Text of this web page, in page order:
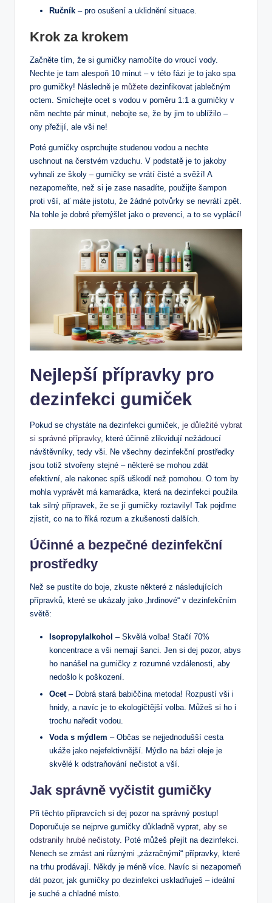
Ručník – pro osušení a uklidnění situace.
Krok za krokem
Začněte tím, že si gumičky namočíte do vroucí vody.
Nechte je tam alespoň 10 minut – v této fázi je to jako spa
pro gumičky! Následně je můžete dezinfikovat jablečným
octem. Smíchejte ocet s vodou v poměru 1:1 a gumičky v
něm nechte pár minut, nebojte se, že by jim to ublížilo –
ony přežijí, ale vši ne!
Poté gumičky osprchujte studenou vodou a nechte
uschnout na čerstvém vzduchu. V podstatě je to jakoby
vyhnali ze školy – gumičky se vrátí čisté a svěží! A
nezapomeňte, než si je zase nasadíte, použijte šampon
proti vší, ať máte jistotu, že žádné potvůrky se nevrátí zpět.
Na tohle je dobré přemýšlet jako o prevenci, a to se vyplácí!
Nejlepší přípravky pro
dezinfekci gumiček
Pokud se chystáte na dezinfekci gumiček, je důležité vybrat
si správné přípravky, které účinně zlikvidují nežádoucí
návštěvníky, tedy vši. Ne všechny dezinfekční prostředky
jsou totiž stvořeny stejné – některé se mohou zdát
efektivní, ale nakonec spíš uškodí než pomohou. O tom by
mohla vyprávět má kamarádka, která na dezinfekci použila
tak silný přípravek, že se jí gumičky roztavily! Tak pojďme
zjistit, co na to říká rozum a zkušenosti dalších.
Účinné a bezpečné dezinfekční
prostředky
Než se pustíte do boje, zkuste některé z následujících
přípravků, které se ukázaly jako „hrdinové“ v dezinfekčním
světě:
Isopropylalkohol – Skvělá volba! Stačí 70%
koncentrace a vši nemají šanci. Jen si dej pozor, abys
ho nanášel na gumičky z rozumné vzdálenosti, aby
nedošlo k poškození.
Ocet– Dobrá stará babiččina metoda! Rozpustí vši i
hnidy, a navíc je to ekologičtější volba. Můžeš si ho i
trochu naředit vodou.
Voda s mýdlem – Občas se nejjednodušší cesta
ukáže jako nejefektivnější. Mýdlo na bázi oleje je
skvělé k odstraňování nečistot a vší.
Jak správně vyčistit gumičky
Při těchto přípravcích si dej pozor na správný postup!
Doporučuje se nejprve gumičky důkladně vyprat, aby se
odstranily hrubé nečistoty. Poté můžeš přejít na dezinfekci.
Nenech se zmást ani různými „zázračnými“ přípravky, které
na trhu prodávají. Někdy je méně více. Navíc si nezapomeň
dát pozor, jak gumičky po dezinfekci uskladňuješ – ideální
je suché a chladné místo.